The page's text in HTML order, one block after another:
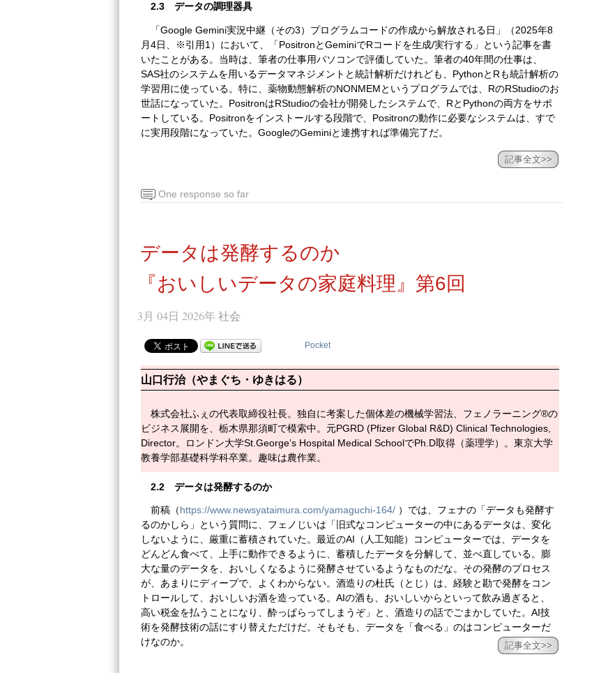
2.3 データの調理器具
「Google Gemini実況中継（その3）プログラムコードの作成から解放される日」（2025年8
月4日、※引用1）において、「PositronとGeminiでRコードを生成/実行する」という記事を書
いたことがある。当時は、筆者の仕事用パソコンで評価していた。筆者の40年間の仕事は、
SAS社のシステムを用いるデータマネジメントと統計解析だけれども、PythonとRも統計解析の
学習用に使っている。特に、薬物動態解析のNONMEMというプログラムでは、RのRStudioのお
世話になっていた。PositronはRStudioの会社が開発したシステムで、RとPythonの両方をサポ
ートしている。Positronをインストールする段階で、Positronの動作に必要なシステムは、すで
に実用段階になっていた。GoogleのGeminiと連携すれば準備完了だ。
記事全文>>
One response so far
データは発酵するのか
『おいしいデータの家庭料理』第6回
3月 04日 2026年 社会
Pocket
山口行治（やまぐち・ゆきはる）
株式会社ふぇの代表取締役社長。独自に考案した個体差の機械学習法、フェノラーニング®の
ビジネス展開を、栃木県那須町で模索中。元PGRD (Pfizer Global R&D) Clinical Technologies,
Director。ロンドン大学St.George’s Hospital Medical SchoolでPh.D取得（薬理学）。東京大学
教養学部基礎科学科卒業。趣味は農作業。
2.2 データは発酵するのか
前稿（https://www.newsyataimura.com/yamaguchi-164/ ）では、フェナの「データも発酵す
るのかしら」という質問に、フェノじいは「旧式なコンピューターの中にあるデータは、変化
しないように、厳重に蓄積されていた。最近のAI（人工知能）コンピューターでは、データを
どんどん食べて、上手に動作できるように、蓄積したデータを分解して、並べ直している。膨
大な量のデータを、おいしくなるように発酵させているようなものだな。その発酵のプロセス
が、あまりにディープで、よくわからない。酒造りの杜氏（とじ）は、経験と勘で発酵をコン
トロールして、おいしいお酒を造っている。AIの酒も、おいしいからといって飲み過ぎると、
高い税金を払うことになり、酔っぱらってしまうぞ」と、酒造りの話でごまかしていた。AI技
術を発酵技術の話にすり替えただけだ。そもそも、データを「食べる」のはコンピューターだ
けなのか。
記事全文>>